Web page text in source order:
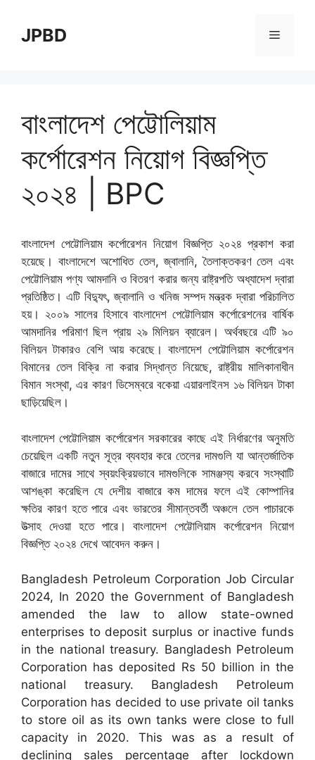
contentJPBD Menu
বাংলাদেশ পেট্টোলিয়াম
কর্পোরেশন নিয়োগ বিজ্ঞপ্তি
২০২৪ | BPC
বাংলাদেশ পেট্টোলিয়াম কর্পোরেশন নিয়োগ বিজ্ঞপ্তি ২০২৪ প্রকাশ করা
হয়েছে। বাংলাদেশে অশোধিত তেল, জ্বালানি, তৈলাক্তকরণ তেল এবং
পেট্টোলিয়াম পণ্য আমদানি ও বিতরণ করার জন্য রাষ্ট্রপতি অধ্যাদেশ দ্বারা
প্রতিষ্ঠিত। এটি বিদ্যুৎ, জ্বালানি ও খনিজ সম্পদ মন্ত্রক দ্বারা পরিচালিত
হয়। ২০০৯ সালের হিসাবে বাংলাদেশ পেট্টোলিয়াম কর্পোরেশনের বার্ষিক
আমদানির পরিমাণ ছিল প্রায় ২৯ মিলিয়ন ব্যারেল। অর্থবছরে এটি ৯০
বিলিয়ন টাকারও বেশি আয় করেছে। বাংলাদেশ পেট্টোলিয়াম কর্পোরেশন
বিমানের তেল বিক্রি না করার সিদ্ধান্ত নিয়েছে, রাষ্ট্রীয় মালিকানাধীন
বিমান সংস্থা, এর কারণ ডিসেম্বরে বকেয়া এয়ারলাইনস ১৬ বিলিয়ন টাকা
ছাড়িয়েছিল।
বাংলাদেশ পেট্টোলিয়াম কর্পোরেশন সরকারের কাছে এই নির্ধারণের অনুমতি
চেয়েছিল একটি নতুন সূত্র ব্যবহার করে তেলের দামগুলি যা আন্তর্জাতিক
বাজারে দামের সাথে স্বয়ংক্রিয়ভাবে দামগুলিকে সামঞ্জস্য করবে সংস্থাটি
আশঙ্কা করেছিল যে দেশীয় বাজারে কম দামের ফলে এই কোম্পানির
ক্ষতির কারণ হতে পারে এবং ভারতের সীমান্তবর্তী অঞ্চলে তেল পাচারকে
উত্সাহ দেওয়া হতে পারে। বাংলাদেশ পেট্টোলিয়াম কর্পোরেশন নিয়োগ
বিজ্ঞপ্তি ২০২৪ দেখে আবেদন করুন।
Bangladesh Petroleum Corporation Job Circular
2024, In 2020 the Government of Bangladesh
amended the law to allow state-owned
enterprises to deposit surplus or inactive funds
in the national treasury. Bangladesh Petroleum
Corporation has deposited Rs 50 billion in the
national treasury. Bangladesh Petroleum
Corporation has decided to use private oil tanks
to store oil as its own tanks were close to full
capacity in 2020. This was as a result of
declining sales percentage after lockdown